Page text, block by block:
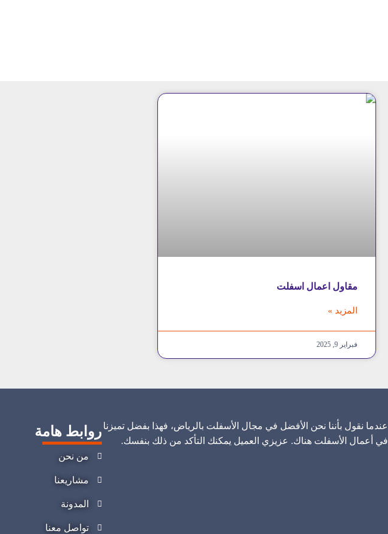
مقاول اعمال اسفلت
المزيد »
فبراير 9, 2025
عندما نقول بأننا نحن الأفضل في مجال الأسفلت بالرياض، فهذا بفضل تميزنا
في أعمال الأسفلت هناك. عزيزي العميل يمكنك التأكد من ذلك بنفسك.
روابط هامة
من نحن
مشاريعنا
المدونة
تواصل معنا